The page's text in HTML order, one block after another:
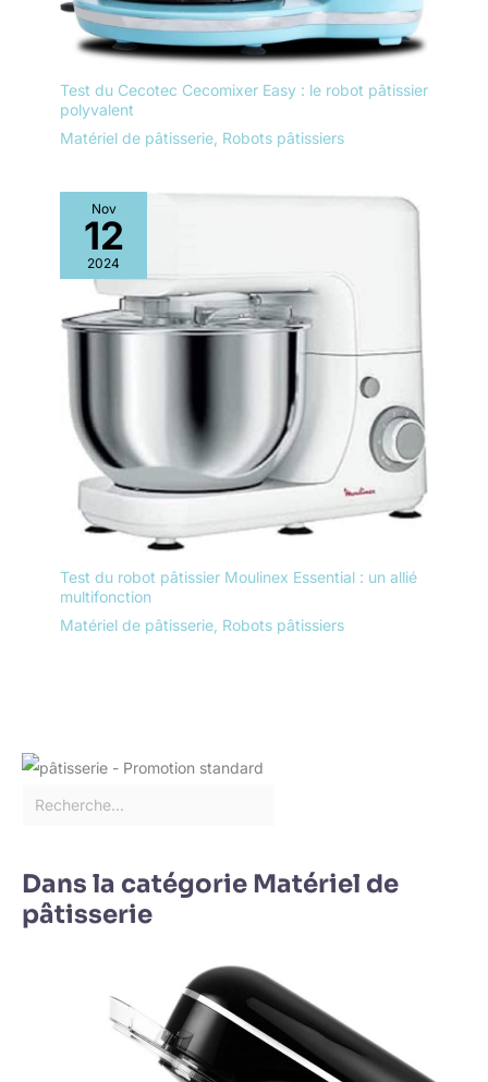
Test du Cecotec Cecomixer Easy : le robot pâtissier
polyvalent
Matériel de pâtisserie Robots pâtissiers
Nov
12
2024
Test du robot pâtissier Moulinex Essential : un allié
multifonction
Matériel de pâtisserie Robots pâtissiers
Dans la catégorie Matériel de
pâtisserie